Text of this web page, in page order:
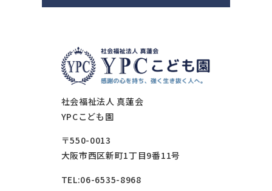
社会福祉法人 真蓮会
YPCこども園
〒550-0013
大阪市西区新町1丁目9番11号
TEL:06-6535-8968